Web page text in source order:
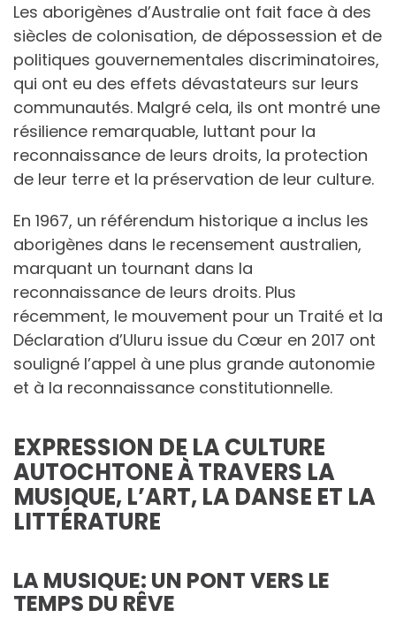
Les aborigènes d’Australie ont fait face à des
siècles de colonisation, de dépossession et de
politiques gouvernementales discriminatoires,
qui ont eu des effets dévastateurs sur leurs
communautés. Malgré cela, ils ont montré une
résilience remarquable, luttant pour la
reconnaissance de leurs droits, la protection
de leur terre et la préservation de leur culture.
En 1967, un référendum historique a inclus les
aborigènes dans le recensement australien,
marquant un tournant dans la
reconnaissance de leurs droits. Plus
récemment, le mouvement pour un Traité et la
Déclaration d’Uluru issue du Cœur en 2017 ont
souligné l’appel à une plus grande autonomie
et à la reconnaissance constitutionnelle.
EXPRESSION DE LA CULTURE
AUTOCHTONE À TRAVERS LA
MUSIQUE, L’ART, LA DANSE ET LA
LITTÉRATURE
LA MUSIQUE: UN PONT VERS LE
TEMPS DU RÊVE